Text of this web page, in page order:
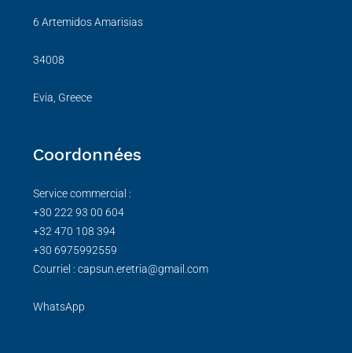
6 Artemidos Amarisias
34008
Evia, Greece
Coordonnées
Service commercial :
+30 222 93 00 604
+32 470 108 394
+30 6975992559
Courriel : capsun.eretria@gmail.com
WhatsApp